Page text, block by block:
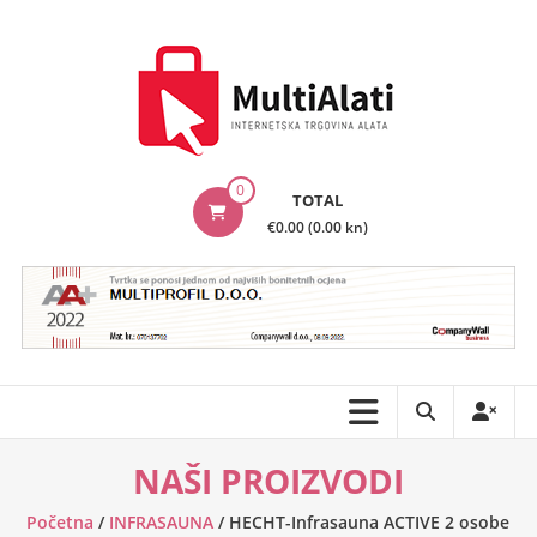
Internetska
trgovina
alata
0 TOTAL
€0.00 (0.00 kn)
NAŠI PROIZVODI
Početna / INFRASAUNA / HECHT-Infrasauna ACTIVE 2 osobe